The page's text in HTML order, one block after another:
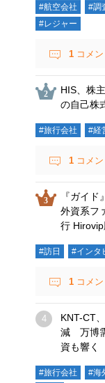
#航空会社 #調
#レジャー
1 コメン
HIS、株
の自己株
#旅行会社 #経
1 コメン
『ガイ
外資系フ
行
#訪日 #インタ
1 コメン
KNT-CT
減 万博
資も響く
#旅行会社 #海